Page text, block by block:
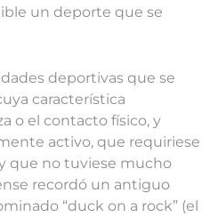
un deporte que se
deportivas que se
característica
o el contacto físico, y
activo, que requiriese
que no tuviese mucho
recordó un antiguo
“duck on a rock” (el